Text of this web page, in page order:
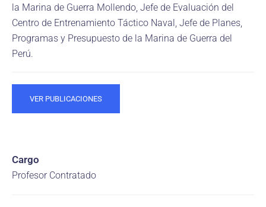
la Marina de Guerra Mollendo, Jefe de Evaluación del
Centro de Entrenamiento Táctico Naval, Jefe de Planes,
Programas y Presupuesto de la Marina de Guerra del
Perú.
VER PUBLICACIONES
Cargo
Profesor Contratado